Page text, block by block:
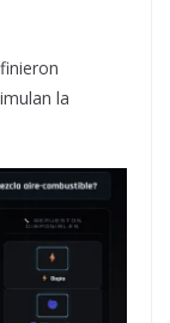
la